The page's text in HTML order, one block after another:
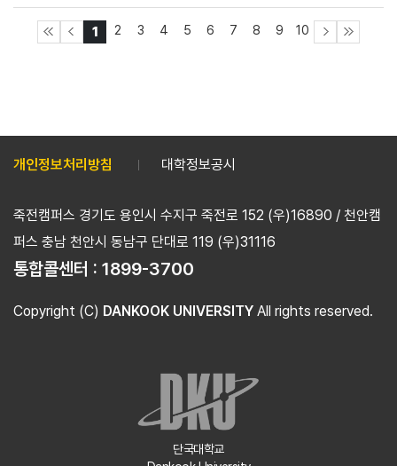
1 2 3 4 5 6 7 8 9 10
개인정보처리방침 대학정보공시
죽전캠퍼스 경기도 용인시 수지구 죽전로 152 (우)16890 / 천안캠
퍼스 충남 천안시 동남구 단대로 119 (우)31116
통합콜센터 : 1899-3700
Copyright (C) DANKOOK UNIVERSITY All rights reserved.
단국대학교